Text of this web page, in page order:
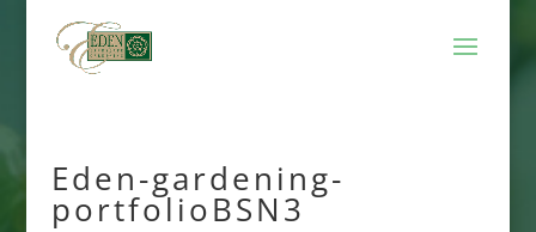
Eden-gardening-
portfolioBSN3